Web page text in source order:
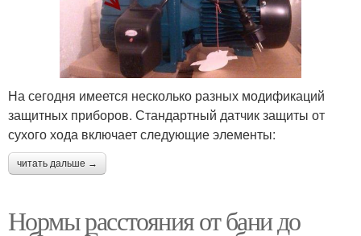
На сегодня имеется несколько разных модификаций
защитных приборов. Стандартный датчик защиты от
сухого хода включает следующие элементы:
читать дальше →
Нормы расстояния от бани до